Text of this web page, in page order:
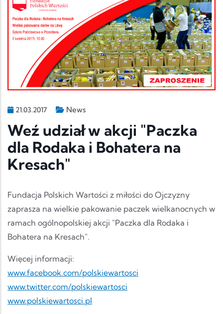
21.03.2017 News
Weź udział w akcji "Paczka
dla Rodaka i Bohatera na
Kresach"
Fundacja Polskich Wartości z miłości do Ojczyzny
zaprasza na wielkie pakowanie paczek wielkanocnych w
ramach ogólnopolskiej akcji "Paczka dla Rodaka i
Bohatera na Kresach".
Więcej informacji:
www.facebook.com/polskiewartosci
www.twitter.com/polskiewartosci
www.polskiewartosci.pl